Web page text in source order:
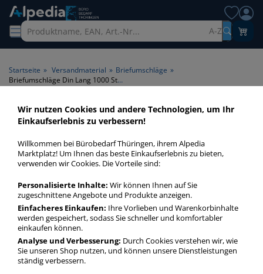
A-Z
Startseite » Versandmaterial » Briefumschläge »
Briefumschläge Din Lang 1000 Stück ohne Fenster
Briefumschläge Din Lang
1000 Stück ohne Fenster >
Fenster ohne Fenster > Inhalt
1000 Stück
Briefumschläge Din Lang ohne Fenster 1000 Stück in bester
Qualität zum günstigen Preis. Finden Sie schnell
Briefumschläge Din Lang ohne Fenster 1000 Stück mit
unserer Filter-Funktion.
Briefumschläge Din Lang 1000 Stück ohne
Wir nutzen Cookies und andere Technologien, um Ihr
Einkaufserlebnis zu verbessern!
Willkommen bei Bürobedarf Thüringen, ihrem Alpedia
Marktplatz! Um Ihnen das beste Einkaufserlebnis zu bieten,
verwenden wir Cookies. Die Vorteile sind:
Personalisierte Inhalte: Wir können Ihnen auf Sie
zugeschnittene Angebote und Produkte anzeigen.
Einfacheres Einkaufen: Ihre Vorlieben und Warenkorbinhalte
werden gespeichert, sodass Sie schneller und komfortabler
einkaufen können.
Analyse und Verbesserung: Durch Cookies verstehen wir, wie
Sie unseren Shop nutzen, und können unsere Dienstleistungen
ständig verbessern.